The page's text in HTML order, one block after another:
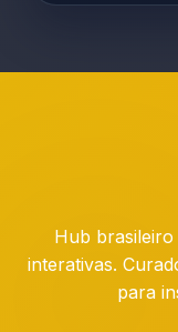
Hub brasileiro
interativas.
para